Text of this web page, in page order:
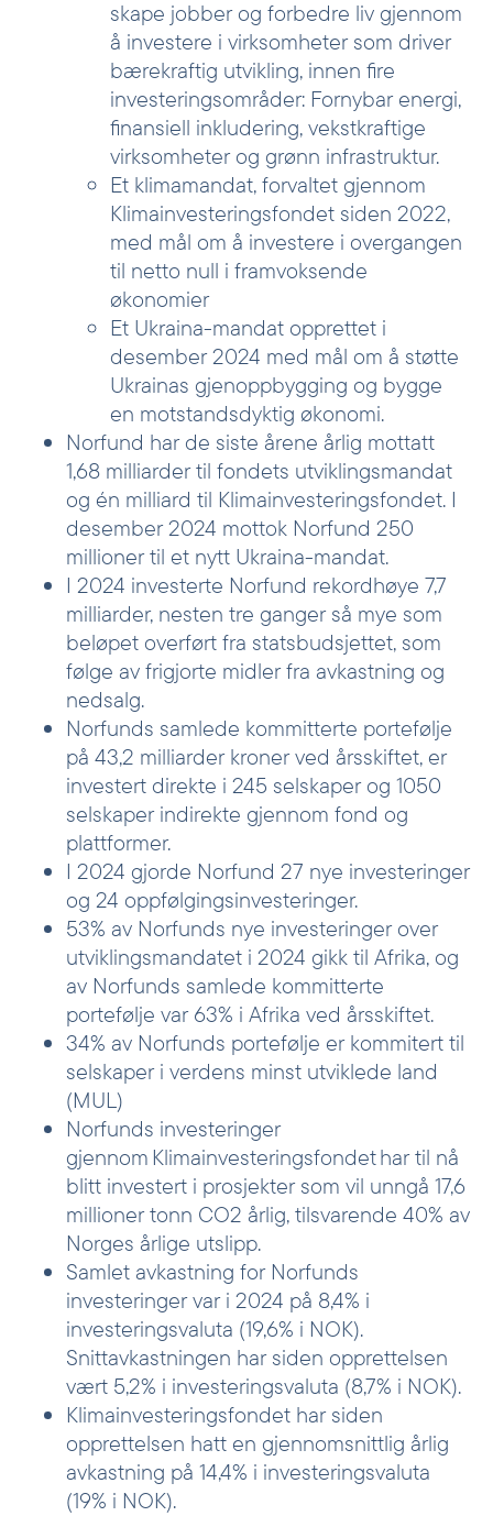
skape jobber og forbedre liv gjennom
å investere i virksomheter som driver
bærekraftig utvikling, innen fire
investeringsområder: Fornybar energi,
finansiell inkludering, vekstkraftige
virksomheter og grønn infrastruktur.
Et klimamandat, forvaltet gjennom
Klimainvesteringsfondet siden 2022,
med mål om å investere i overgangen
til netto null i framvoksende
økonomier
Et Ukraina-mandat opprettet i
desember 2024 med mål om å støtte
Ukrainas gjenoppbygging og bygge
en motstandsdyktig økonomi.
Norfund har de siste årene årlig mottatt
1,68 milliarder til fondets utviklingsmandat
og én milliard til Klimainvesteringsfondet. I
desember 2024 mottok Norfund 250
millioner til et nytt Ukraina-mandat.
I 2024 investerte Norfund rekordhøye 7,7
milliarder, nesten tre ganger så mye som
beløpet overført fra statsbudsjettet, som
følge av frigjorte midler fra avkastning og
nedsalg.
Norfunds samlede kommitterte portefølje
på 43,2 milliarder kroner ved årsskiftet, er
investert direkte i 245 selskaper og 1050
selskaper indirekte gjennom fond og
plattformer.
I 2024 gjorde Norfund 27 nye investeringer
og 24 oppfølgingsinvesteringer.
53% av Norfunds nye investeringer over
utviklingsmandatet i 2024 gikk til Afrika, og
av Norfunds samlede kommitterte
portefølje var 63% i Afrika ved årsskiftet.
34% av Norfunds portefølje er kommitert til
selskaper i verdens minst utviklede land
(MUL)
Norfunds investeringer
gjennom Klimainvesteringsfondet har til nå
blitt investert i prosjekter som vil unngå 17,6
millioner tonn CO2 årlig, tilsvarende 40% av
Norges årlige utslipp.
Samlet avkastning for Norfunds
investeringer var i 2024 på 8,4% i
investeringsvaluta (19,6% i NOK).
Snittavkastningen har siden opprettelsen
vært 5,2% i investeringsvaluta (8,7% i NOK).
Klimainvesteringsfondet har siden
opprettelsen hatt en gjennomsnittlig årlig
avkastning på 14,4% i investeringsvaluta
(19% i NOK).